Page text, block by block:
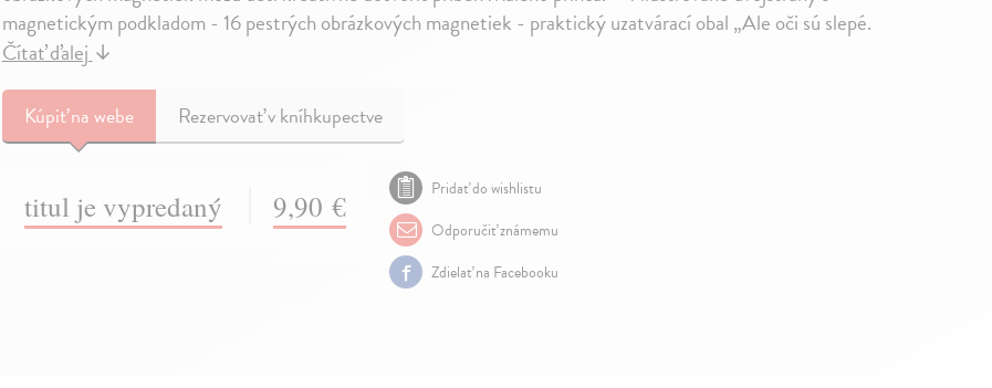
magnetickým podkladom - 16 pestrých obrázkových magnetiek - praktický uzatvárací obal „Ale oči sú slepé.
Čítať ďalej↓
Kúpiťna webe Rezervovať v kníhkupectve
titul je vypredaný 9,90 €
Pridať do wishlistu
Odporučiť známemu
Zdielať na Facebooku